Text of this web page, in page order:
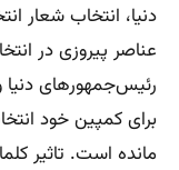
دنیا، انتخاب شعار
عناصر پیروزی در
رئیس‌جمهورهای
برای کمپین خود
مانده است. تاثیر